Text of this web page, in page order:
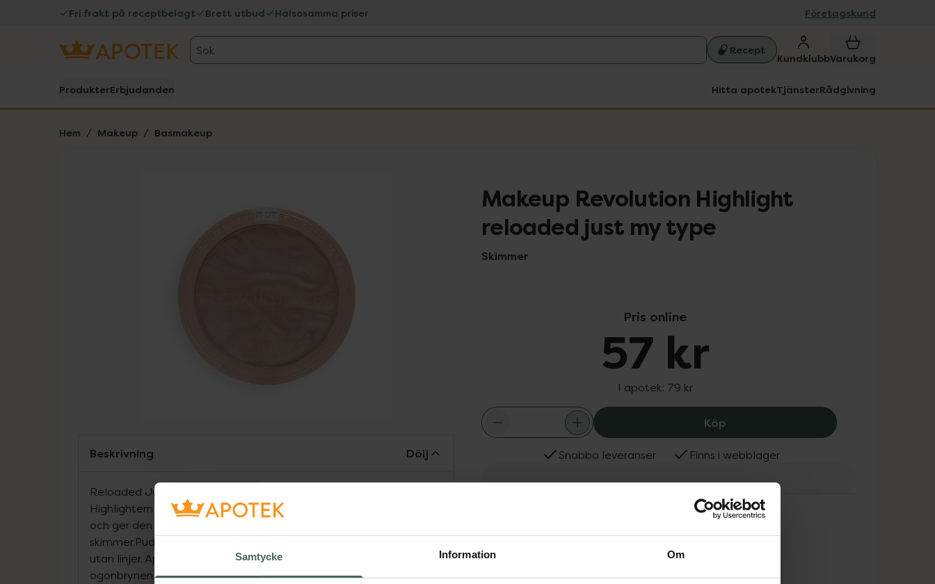
Samtycke Information Om
Fri frakt på receptbelagt Brett utbud Hälsosamma priser Företagskund
Sök Recept
KundklubbVarukorg
ProdukterErbjudanden Hitta apotekTjänsterRådgivning
Hem Makeup Basmakeup
Makeup Revolution Highlight
reloaded just my type
Skimmer
Pris online
57 kr
I apotek: 79 kr
Köp Makeup Revolution Highlight
Snabba leveranser Finns i webblager
Fler produkter från Makeup Revolution
Beskrivning Dölj
Reloaded Just My Type är en highlighter från Makeup Revolution.
Highlightern är intensivt pigmenterad och ljusar genast upp huden
och ger den en fin lyster. Färgen är effektfull med ett smickrande
skimmer.Pudret är enkelt att applicera och resultatet blir sömlöst,
utan linjer. Applicera på kindbenen, näsryggen, amorbågen, under
ögonbrynen och i inre ögonvrån för ett vackert glow. För en mer